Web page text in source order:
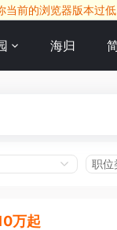
当前的浏览器版本过
海归
职位
万起